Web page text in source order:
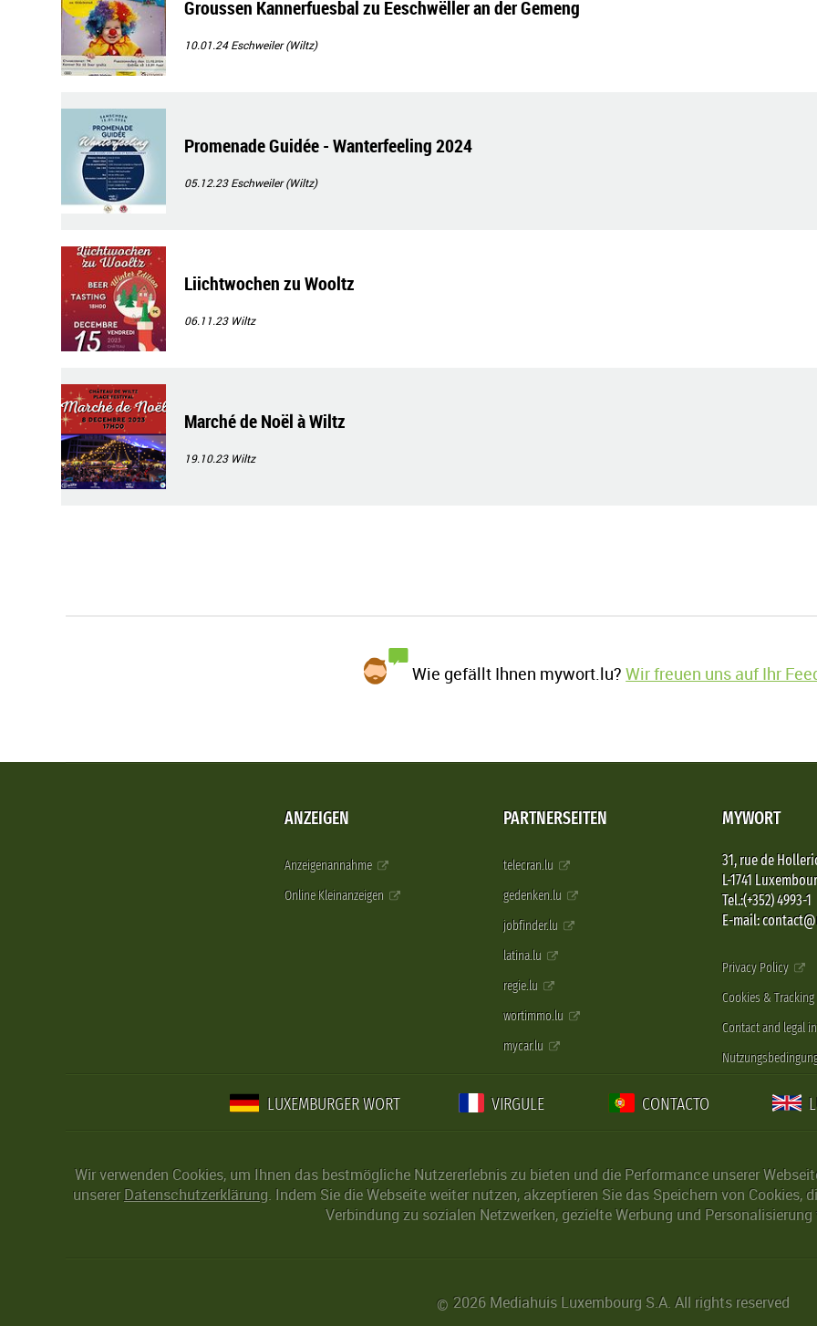
Groussen Kannerfuesbal zu Eeschwëller an der Gemeng
10.01.24Eschweiler (Wiltz)
Promenade Guidée - Wanterfeeling 2024
05.12.23Eschweiler (Wiltz)
Liichtwochen zu Wooltz
06.11.23 Wiltz
Marché de Noël à Wiltz
19.10.23 Wiltz
Wie gefällt Ihnen mywort.lu?Wir freuen uns auf Ihr
ANZEIGEN
Anzeigenannahme
Online Kleinanzeigen
PARTNERSEITEN
telecran.lu
gedenken.lu
jobfinder.lu
latina.lu
regie.lu
wortimmo.lu
mycar.lu
MYWORT
31, rue de
L-1741
Tel.:(+352) 4993-1
E-mail:
Privacy Policy
Cookies & Tracking
Contact and legal
LUXEMBURGER WORT VIRGULE CONTACTO
Wir verwenden Cookies, um Ihnen das bestmögliche Nutzererlebnis zu bieten und die Performance unserer
unserer Datenschutzerklärung. Indem Sie die Webseite weiter nutzen, akzeptieren Sie das Speichern von
Verbindung zu sozialen Netzwerken, gezielte Werbung und
© 2026 Mediahuis Luxembourg S.A. All rights reserved